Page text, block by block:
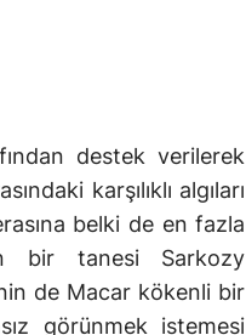
destek verilerek
karşılıklı algıları
belki de en fazla
bir tanesi Sarkozy
de Macar kökenli bir
görünmek istemesi